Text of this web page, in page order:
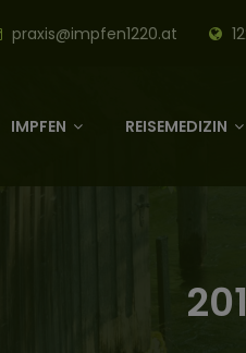
praxis@impfen1220.at
IMPFEN REISEMEDIZIN